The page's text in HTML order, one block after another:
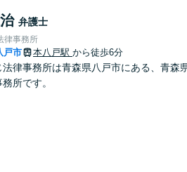
弁護士
律事務所
戸市 本八戸駅 から徒歩6分
律事務所は青森県八戸市にある、青森
所です。